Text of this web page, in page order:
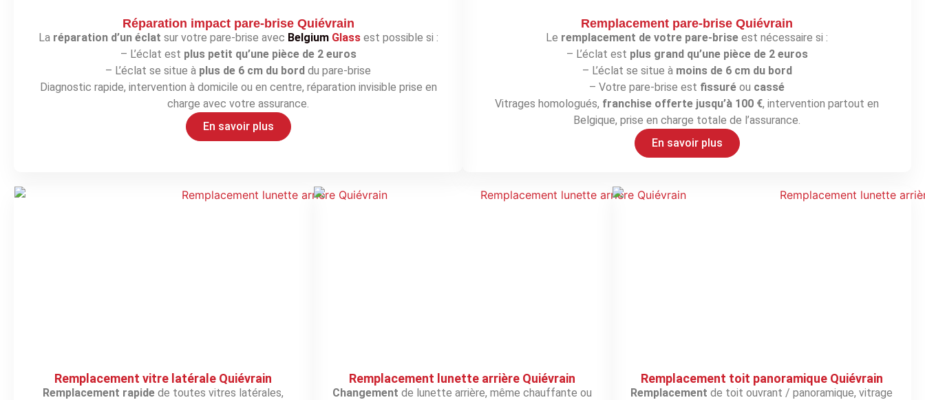
Réparation impact pare-brise Quiévrain
La réparation d’un éclat sur votre pare-brise avec Belgium Glass est possible si :
– L’éclat est plus petit qu’une pièce de 2 euros
– L’éclat se situe à plus de 6 cm du bord du pare-brise
Diagnostic rapide, intervention à domicile ou en centre, réparation invisible prise en
charge avec votre assurance.
En savoir plus
Remplacement pare-brise Quiévrain
Le remplacement de votre pare-brise est nécessaire si :
– L’éclat est plus grand qu’une pièce de 2 euros
– L’éclat se situe à moins de 6 cm du bord
– Votre pare-brise est fissuré ou cassé
Vitrages homologués, franchise offerte jusqu’à 100 €, intervention partout en
Belgique, prise en charge totale de l’assurance.
En savoir plus
Remplacement vitre latérale Quiévrain
Remplacement rapide de toutes vitres latérales,
Remplacement lunette arrière Quiévrain
Changement de lunette arrière, même chauffante ou
Remplacement toit panoramique Quiévrain
Remplacement de toit ouvrant / panoramique, vitrage